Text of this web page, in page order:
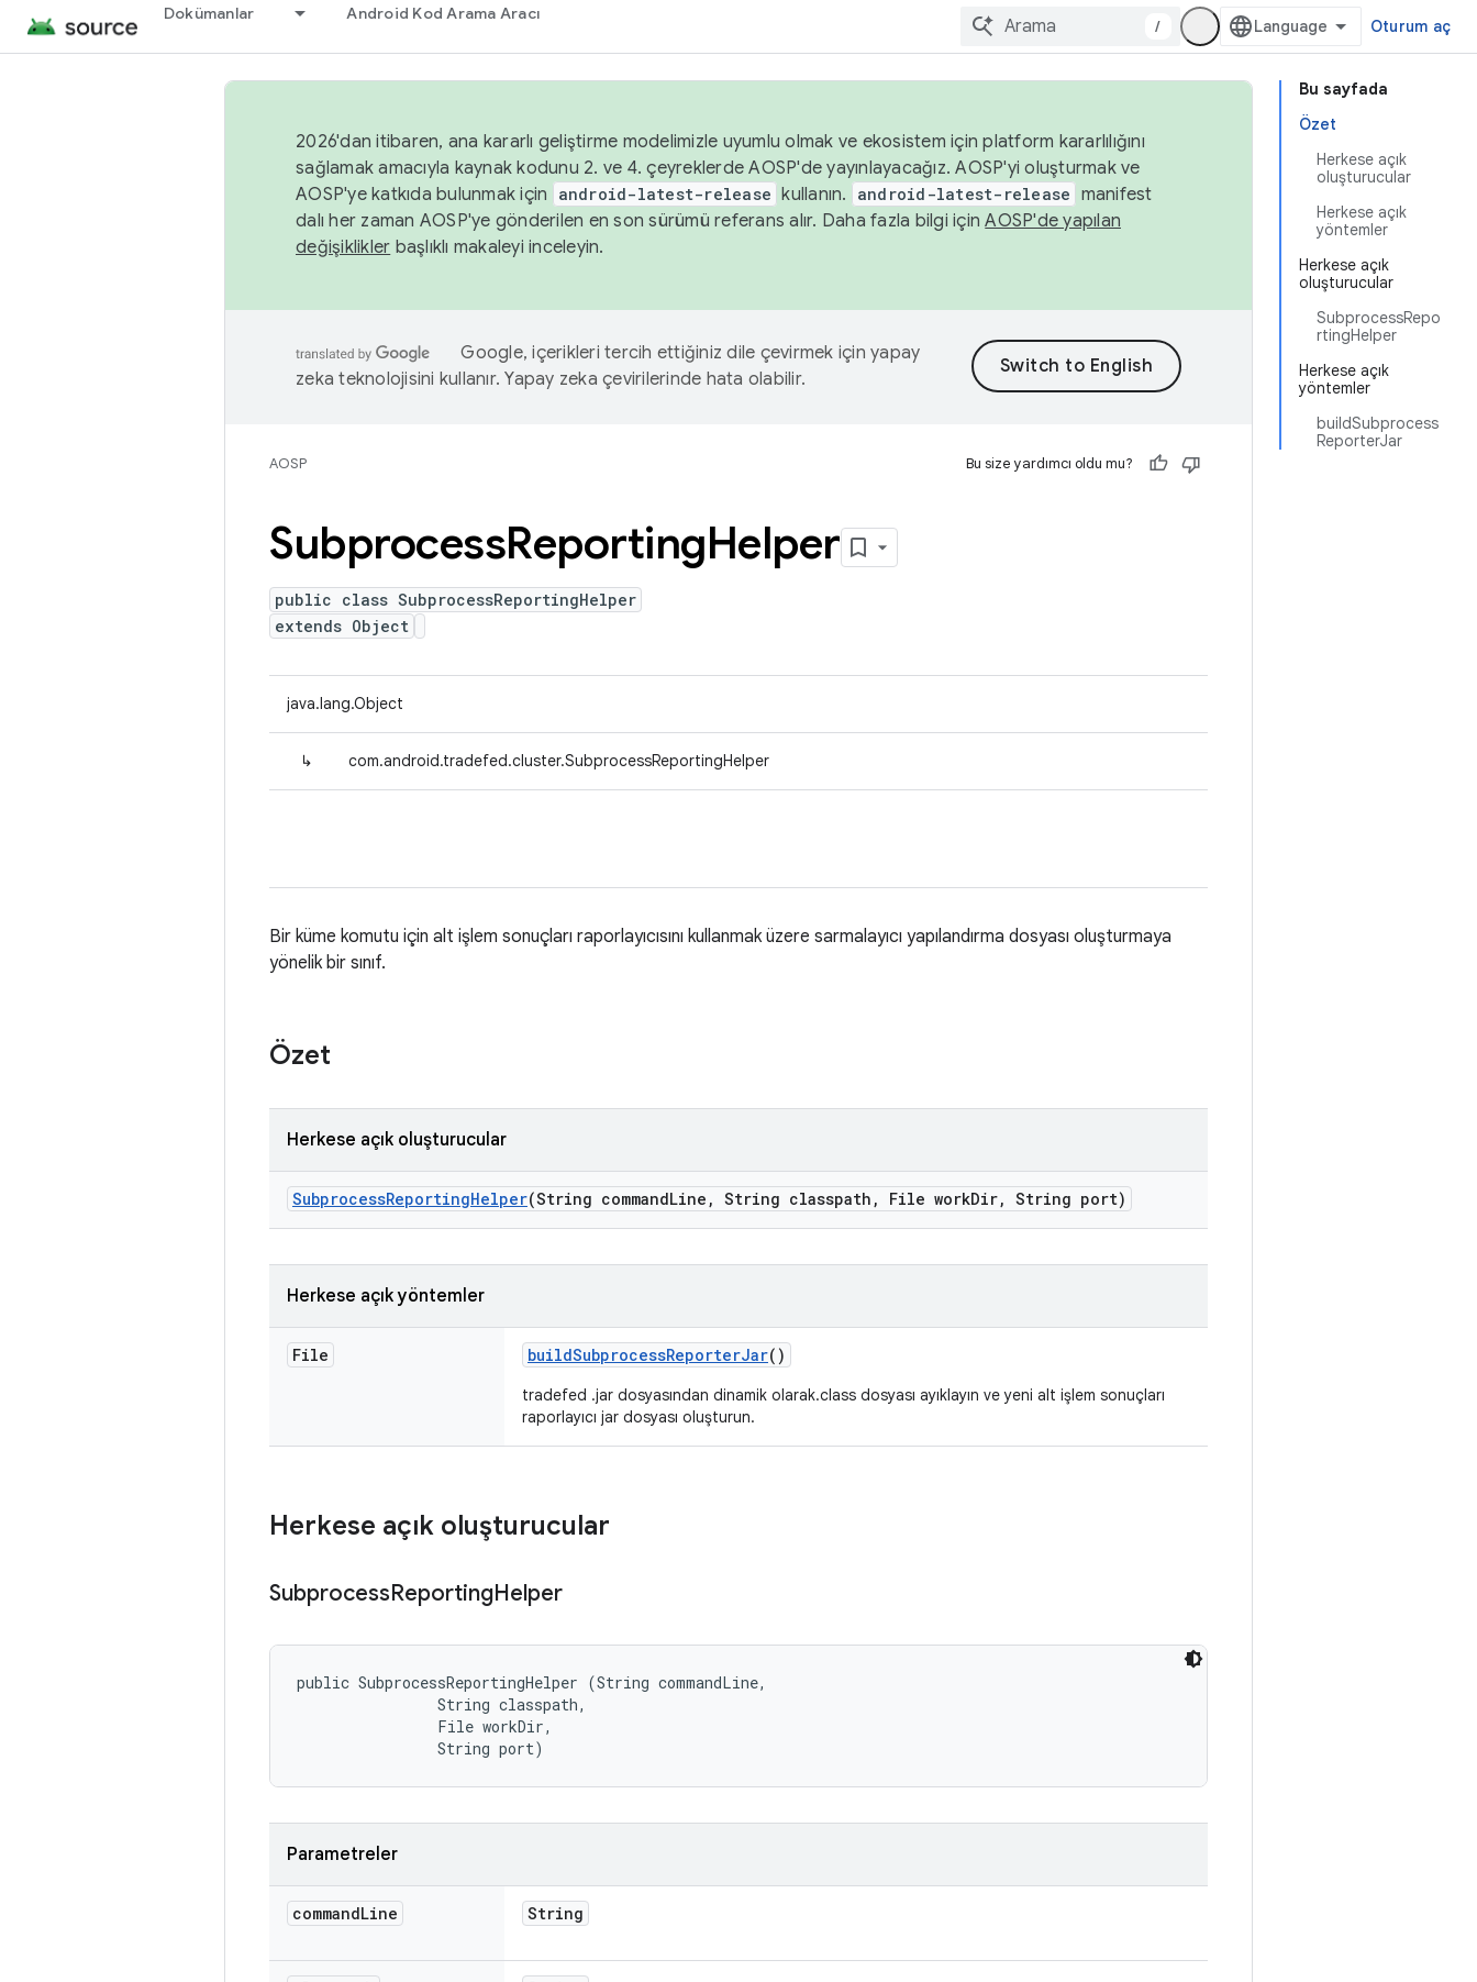
Dokümanlar Android Kod Arama Aracı
/ Oturum aç
Bu sayfada
Özet
Herkese açık
oluşturucular
Herkese açık
yöntemler
Herkese açık
oluşturucular
SubprocessRepo
rtingHelper
Herkese açık
yöntemler
buildSubprocess
ReporterJar
2026'dan itibaren, ana kararlı geliştirme modelimizle uyumlu olmak ve ekosistem için platform kararlılığını
sağlamak amacıyla kaynak kodunu 2. ve 4. çeyreklerde AOSP'de yayınlayacağız. AOSP'yi oluşturmak ve
AOSP'ye katkıda bulunmak için
android-latest-release kullanın. android-latest-release manifest
dalı her zaman AOSP'ye gönderilen en son sürümü referans alır. Daha fazla bilgi içinAOSP'de yapılan
değişiklikler başlıklı makaleyi inceleyin.
Google, içerikleri tercih ettiğiniz dile çevirmek için yapay
zeka teknolojisini kullanır. Yapay zeka çevirilerinde hata olabilir.
AOSP Bu size yardımcı oldu mu?
SubprocessReportingHelper
public class SubprocessReportingHelper
extends Object
java.lang.Object
↳ com.android.tradefed.cluster.SubprocessReportingHelper
Bir küme komutu için alt işlem sonuçları raporlayıcısını kullanmak üzere sarmalayıcı yapılandırma dosyası oluşturmaya
yönelik bir sınıf.
Özet
Herkese açık oluşturucular
SubprocessReportingHelper(String commandLine , String classpath , File workDir, String port)
Herkese açık yöntemler
File buildSubprocessReporterJar()
tradefed .jar dosyasından dinamik olarak.class dosyası ayıklayın ve yeni alt işlem sonuçları
raporlayıcı jar dosyası oluşturun.
Herkese açık oluşturucular
SubprocessReportingHelper
public SubprocessReportingHelper (String commandLine,
                String classpath,
                File workDir,
                String port)
Parametreler
commandLine String